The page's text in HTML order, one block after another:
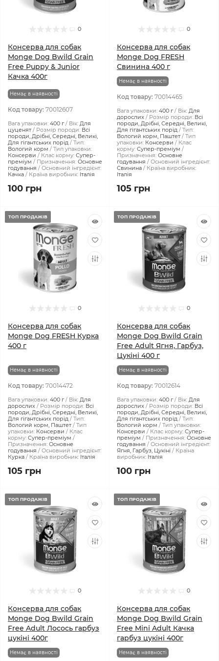
0
Консерва для собак
Monge Dog Bwild Grain
Free Puppy & Junior
Качка 400г
Немає в наявності
Код товару: 70012607
Вага упаковки: 400 г Вік: Для
цуценят
Розмір породи: Всі
породи, Дрібні, Середні, Великі,
Для гігантських порід
Тип:
Вологий корм
Тип упаковки:
Консерви
Клас корму: Супер-
преміум
Призначення: Основне
годування
Основний інгредієнт:
Качка
Країна виробник: Італія
100 грн
0
Консерва для собак
Monge Dog FRESH
Свинина 400 г
Немає в наявності
Код товару: 70014465
Вага упаковки: 400 г Вік: Для
дорослих
Розмір породи: Всі
породи, Дрібні, Середні, Великі,
Для гігантських порід
Тип:
Вологий корм, Паштет
Тип
упаковки: Консерви
Клас
корму: Супер-преміум
Призначення: Основне
годування
Основний інгредієнт:
Свинина
Країна виробник:
Італія
105 грн
ТОП ПРОДАЖІВ
0
Консерва для собак
Monge Dog FRESH Курка
400 г
Немає в наявності
Код товару: 70014472
Вага упаковки: 400 г Вік: Для
дорослих
Розмір породи: Всі
породи, Дрібні, Середні, Великі,
Для гігантських порід
Тип:
Вологий корм, Паштет
Тип
упаковки: Консерви
Клас
корму: Супер-преміум
Призначення: Основне
годування
Основний інгредієнт:
Курка
Країна виробник: Італія
105 грн
ТОП ПРОДАЖІВ
0
Консерва для собак
Monge Dog Bwild Grain
Free Adult Ягня, Гарбуз,
Цукіні 400 г
Немає в наявності
Код товару: 70012614
Вага упаковки: 400 г Вік: Для
дорослих
Розмір породи: Всі
породи, Дрібні, Середні, Великі,
Для гігантських порід
Тип:
Вологий корм
Тип упаковки:
Консерви
Клас корму: Супер-
преміум
Призначення: Основне
годування
Основний інгредієнт:
Ягня, Гарбуз, Цукіні
Країна
виробник: Італія
100 грн
ТОП ПРОДАЖІВ
0
Консерва для собак
Monge Dog Bwild Grain
Free Adult Лосось гарбуз
цукіні 400г
Немає в наявності
ТОП ПРОДАЖІВ
0
Консерва для собак
Monge Dog Bwild Grain
Free Mini Adult Качка
гарбуз цукіні 400г
Немає в наявності